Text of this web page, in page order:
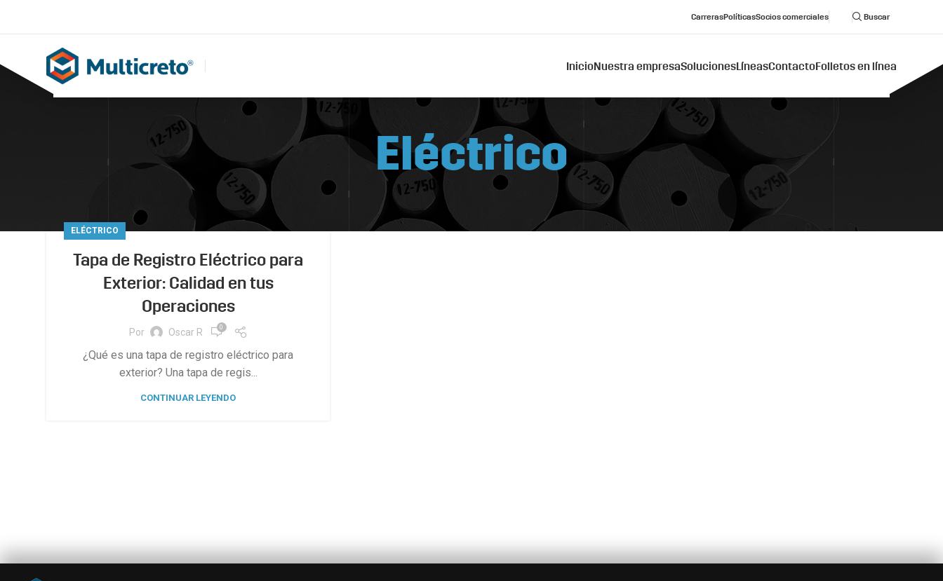
CarrerasPolíticasSocios comerciales Buscar
InicioNuestra empresaSolucionesLíneasContactoFolletos en línea
Eléctrico
ELÉCTRICO
Tapa de Registro Eléctrico para
Exterior: Calidad en tus
Operaciones
Por Oscar R 0
¿Qué es una tapa de registro eléctrico para
exterior? Una tapa de regis...
CONTINUAR LEYENDO